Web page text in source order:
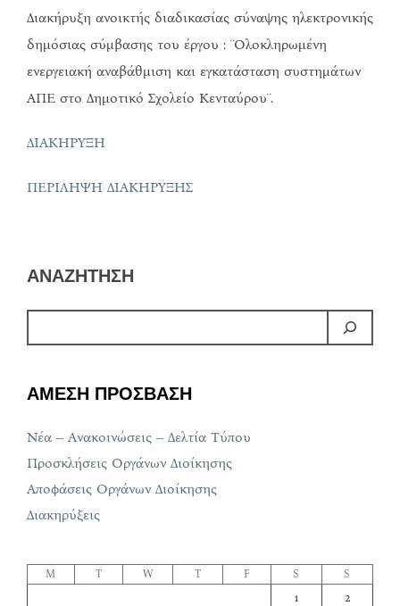
Διακήρυξη ανοικτής διαδικασίας σύναψης ηλεκτρονικής
δημόσιας σύμβασης του έργου : ¨Ολοκληρωμένη
ενεργειακή αναβάθμιση και εγκατάσταση συστημάτων
ΑΠΕ στο Δημοτικό Σχολείο Κενταύρου¨.
ΔΙΑΚΗΡΥΞΗ
ΠΕΡΙΛΗΨΗ ΔΙΑΚΗΡΥΞΗΣ
ΑΝΑΖΗΤΗΣΗ
ΑΜΕΣΗ ΠΡΟΣΒΑΣΗ
Νέα – Ανακοινώσεις – Δελτία Τύπου
Προσκλήσεις Οργάνων Διοίκησης
Αποφάσεις Οργάνων Διοίκησης
Διακηρύξεις
M T W T F S S
1
2